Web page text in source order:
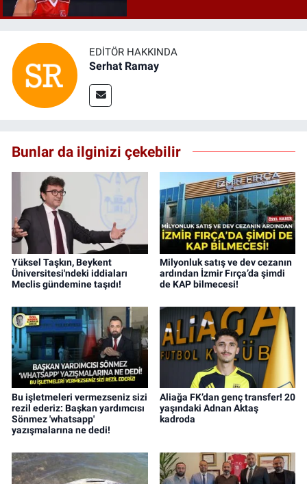
EDITÖR HAKKINDA
Serhat Ramay
Bunlar da ilginizi çekebilir
Yüksel Taşkın, Beykent
Üniversitesi'ndeki iddiaları
Meclis gündemine taşıdı!
Milyonluk satış ve dev cezanın
ardından İzmir Fırça’da şimdi
de KAP bilmecesi!
Bu işletmeleri vermezseniz sizi
rezil ederiz: Başkan yardımcısı
Sönmez 'whatsapp'
yazışmalarına ne dedi!
Aliağa FK’dan genç transfer! 20
yaşındaki Adnan Aktaş
kadroda